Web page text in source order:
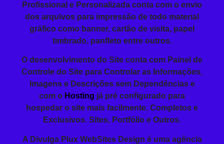
Profissional e Personalizada conta com o envio
dos arquivos para impressão de todo material
gráfico como banner, cartão de visita, papel
timbrado, panfleto entre outros.
O desenvolvimento do Site conta com Painel de
Controle do Site para Controlar as Informações,
Imagens e Descrições sem Dependências e
com o Hosting já pré configurado para
hospedar o site mais facilmente. Completos e
Exclusivos. Sites, Portfólio e Outros.
A Divulga Plux WebSites Design é uma agência